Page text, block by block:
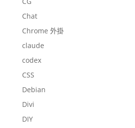
Chat
Chrome 外掛
claude
codex
CSS
Debian
Divi
DIY